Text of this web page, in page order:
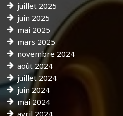
juillet 2025
juin 2025
mai 2025
mars 2025
novembre 2024
août 2024
juillet 2024
juin 2024
mai 2024
avril 2024